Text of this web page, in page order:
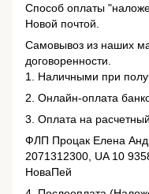
Способ оплаты
Новой почтой.
Самовывоз из наших
договоренности.
1. Наличными при
2. Онлайн-оплата
3. Оплата на расчетный
ФЛП Процак Елена
2071312300, UA 10
НоваПей